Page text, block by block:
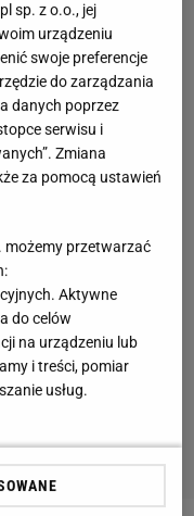
sp. z o.o., jej
urządzeniu
swoje preferencje
do zarządzania
danych poprzez
serwisu i
Zmiana
za pomocą ustawień
możemy przetwarzać
Aktywne
do celów
na urządzeniu lub
i treści, pomiar
usług.